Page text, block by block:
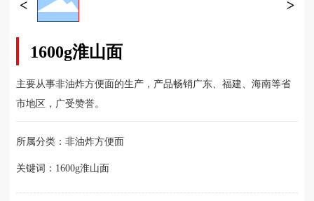
1600g淮山面
主要从事非油炸方便面的生产，产品畅销广东、福建、海南等省
市地区，广受赞誉。
所属分类：非油炸方便面
关键词： 1600g淮山面